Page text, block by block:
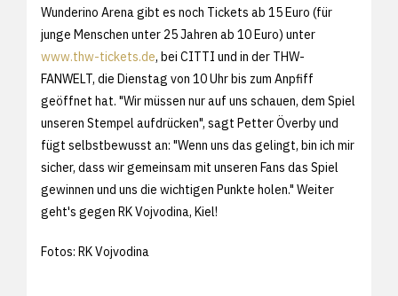
Wunderino Arena gibt es noch Tickets ab 15 Euro (für
junge Menschen unter 25 Jahren ab 10 Euro) unter
www.thw-tickets.de, bei CITTI und in der THW-
FANWELT, die Dienstag von 10 Uhr bis zum Anpfiff
geöffnet hat. "Wir müssen nur auf uns schauen, dem Spiel
unseren Stempel aufdrücken", sagt Petter Överby und
fügt selbstbewusst an: "Wenn uns das gelingt, bin ich mir
sicher, dass wir gemeinsam mit unseren Fans das Spiel
gewinnen und uns die wichtigen Punkte holen." Weiter
geht's gegen RK Vojvodina, Kiel!
Fotos: RK Vojvodina